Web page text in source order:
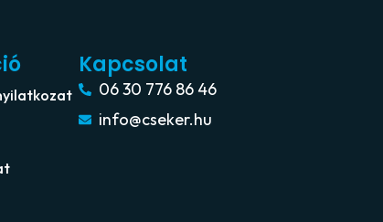
Kapcsolat
06 30 776 86 46
info@cseker.hu